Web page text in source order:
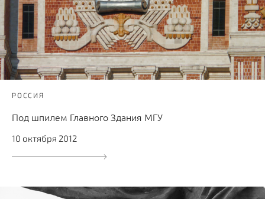
РОССИЯ
Под шпилем Главного Здания МГУ
10 октября 2012